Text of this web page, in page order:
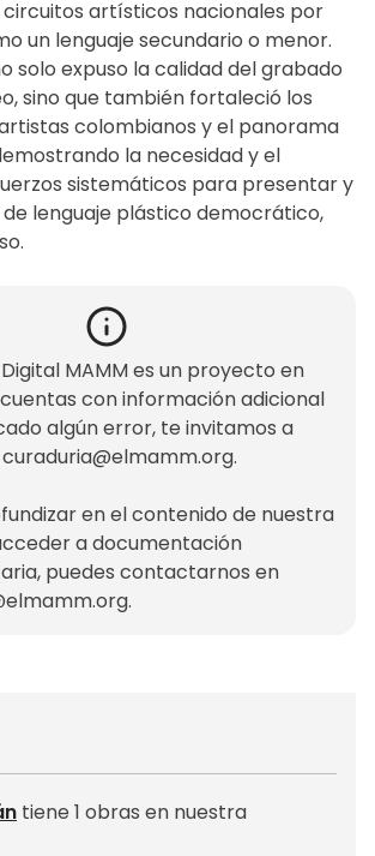
artísticos nacionales por
un lenguaje secundario o menor.
solo expuso la calidad del grabado
sino que también fortaleció los
colombianos y el panorama
la necesidad y el
sistemáticos para presentar y
lenguaje plástico democrático,
MAMM es un proyecto en
con información adicional
algún error, te invitamos a
curaduria@elmamm.org.
en el contenido de nuestra
a documentación
puedes contactarnos en
.
tiene 1 obras en nuestra